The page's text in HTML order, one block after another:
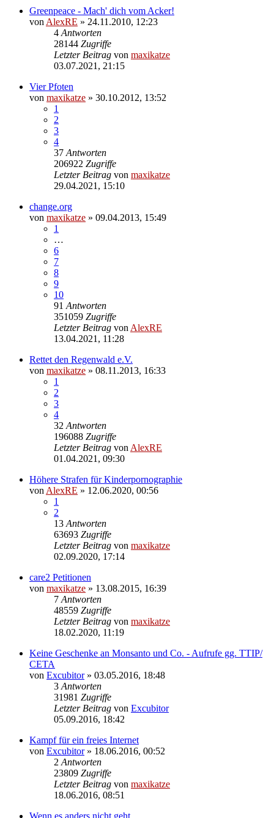
Greenpeace - Mach' dich vom Acker!
von AlexRE » 24.11.2010, 12:23
4 Antworten
28144 Zugriffe
Letzter Beitrag von maxikatze
03.07.2021, 21:15
Vier Pfoten
von maxikatze » 30.10.2012, 13:52
1
2
3
4
37 Antworten
206922 Zugriffe
Letzter Beitrag von maxikatze
29.04.2021, 15:10
change.org
von maxikatze » 09.04.2013, 15:49
1
…
6
7
8
9
10
91 Antworten
351059 Zugriffe
Letzter Beitrag von AlexRE
13.04.2021, 11:28
Rettet den Regenwald e.V.
von maxikatze » 08.11.2013, 16:33
1
2
3
4
32 Antworten
196088 Zugriffe
Letzter Beitrag von AlexRE
01.04.2021, 09:30
Höhere Strafen für Kinderpornographie
von AlexRE » 12.06.2020, 00:56
1
2
13 Antworten
63693 Zugriffe
Letzter Beitrag von maxikatze
02.09.2020, 17:14
care2 Petitionen
von maxikatze » 13.08.2015, 16:39
7 Antworten
48559 Zugriffe
Letzter Beitrag von maxikatze
18.02.2020, 11:19
Keine Geschenke an Monsanto und Co. - Aufrufe gg. TTIP/
CETA
von Excubitor» 03.05.2016, 18:48
3 Antworten
31981 Zugriffe
Letzter Beitrag von Excubitor
05.09.2016, 18:42
Kampf für ein freies Internet
von Excubitor» 18.06.2016, 00:52
2 Antworten
23809 Zugriffe
Letzter Beitrag von maxikatze
18.06.2016, 08:51
Wenn es anders nicht geht